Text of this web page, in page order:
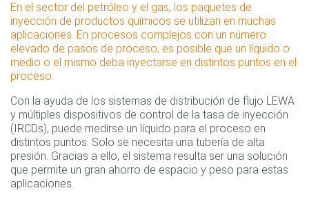
En el sector del petróleo y el gas, los paquetes de
inyección de productos químicos se utilizan en muchas
aplicaciones. En procesos complejos con un número
elevado de pasos de proceso, es posible que un líquido o
medio o el mismo deba inyectarse en distintos puntos en el
proceso.
Con la ayuda de los sistemas de distribución de flujo LEWA
y múltiples dispositivos de control de la tasa de inyección
(IRCDs), puede medirse un líquido para el proceso en
distintos puntos. Solo se necesita una tubería de alta
presión. Gracias a ello, el sistema resulta ser una solución
que permite un gran ahorro de espacio y peso para estas
aplicaciones.